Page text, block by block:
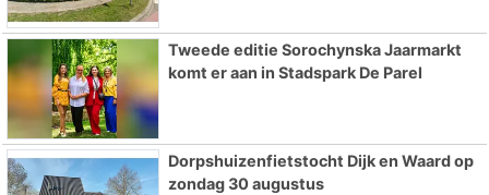
Tweede editie Sorochynska Jaarmarkt
komt er aan in Stadspark De Parel
Dorpshuizenfietstocht Dijk en Waard op
zondag 30 augustus